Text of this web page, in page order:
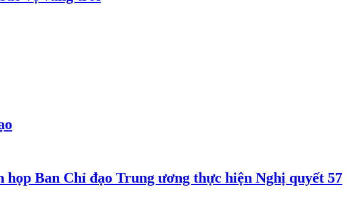
Ban Chỉ đạo Trung ương thực hiện Nghị quyết 57